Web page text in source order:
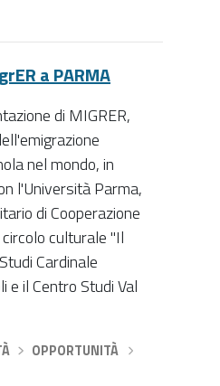
a PARMA
di MIGRER,
nel mondo, in
l'Università Parma,
di Cooperazione
culturale "Il
Cardinale
e il Centro Studi Val
› OPPORTUNITÀ